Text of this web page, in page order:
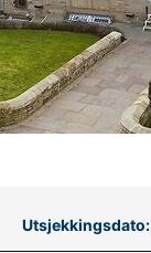
Utsjekkingsdato: